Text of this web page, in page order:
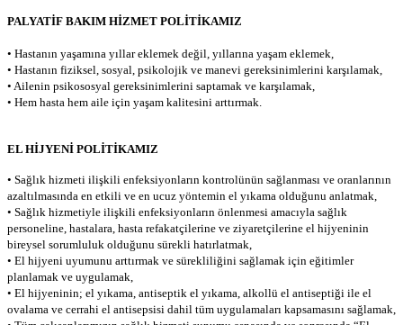
PALYATİF BAKIM HİZMET POLİTİKAMIZ
• Hastanın yaşamına yıllar eklemek değil, yıllarına yaşam eklemek,
• Hastanın fiziksel, sosyal, psikolojik ve manevi gereksinimlerini karşılamak,
• Ailenin psikososyal gereksinimlerini saptamak ve karşılamak,
• Hem hasta hem aile için yaşam kalitesini arttırmak.
EL HİJYENİ POLİTİKAMIZ
• Sağlık hizmeti ilişkili enfeksiyonların kontrolünün sağlanması ve oranlarının
azaltılmasında en etkili ve en ucuz yöntemin el yıkama olduğunu anlatmak,
• Sağlık hizmetiyle ilişkili enfeksiyonların önlenmesi amacıyla sağlık
personeline, hastalara, hasta refakatçilerine ve ziyaretçilerine el hijyeninin
bireysel sorumluluk olduğunu sürekli hatırlatmak,
• El hijyeni uyumunu arttırmak ve sürekliliğini sağlamak için eğitimler
planlamak ve uygulamak,
• El hijyeninin; el yıkama, antiseptik el yıkama, alkollü el antiseptiği ile el
ovalama ve cerrahi el antisepsisi dahil tüm uygulamaları kapsamasını sağlamak,